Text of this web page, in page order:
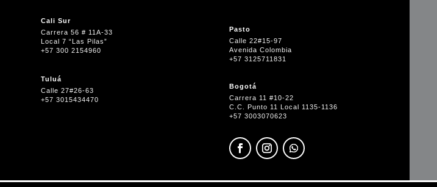
Cali Sur
Carrera 56 # 11A-33
Local 7 “Las Pilas”
+57 300 2154960
Tuluá
Calle 27#26-63
+57 3015434470
Pasto
Calle 22#15-97
Avenida Colombia
+57 3125711831
Bogotá
Carrera 11 #10-22
C.C. Punto 11 Local 1135-1136
+57 3003070623